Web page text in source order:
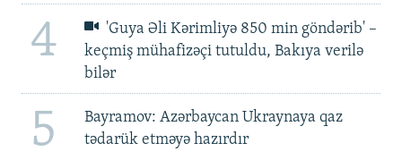
4
'Guya Əli Kərimliyə 850 min göndərib' –
keçmiş mühafizəçi tutuldu, Bakıya verilə
bilər
5
Bayramov: Azərbaycan Ukraynaya qaz
tədarük etməyə hazırdır